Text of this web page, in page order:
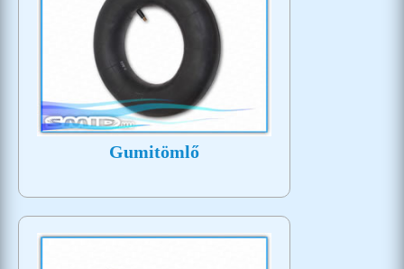
Gumitömlő